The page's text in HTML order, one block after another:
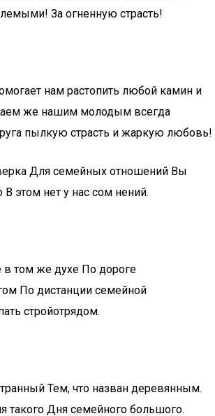
За огненную страсть!
нам растопить любой камин и
же нашим молодым всегда
пылкую страсть и жаркую любовь!
Для семейных отношений Вы
этом нет у нас сом нений.
в том же духе По дороге
По дистанции семейной
стройотрядом.
Тем, что назван деревянным.
такого Дня семейного большого.